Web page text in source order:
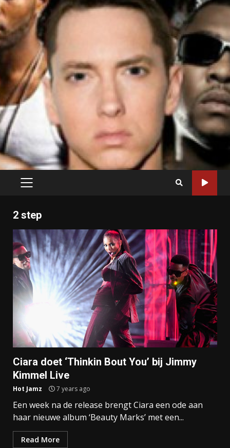
PRIMARY
2 step
Ciara doet ‘Thinkin Bout You’ bij Jimmy
Kimmel Live
Hot Jamz 7 years ago
Een week na de release brengt Ciara een ode aan
haar nieuwe album ‘Beauty Marks’ met een...
Read More